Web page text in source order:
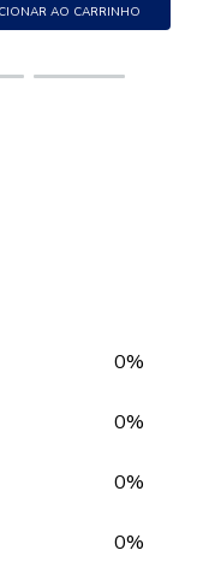
AO CARRINHO
0%
0%
0%
0%